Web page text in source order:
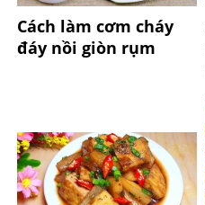
Cách làm cơm cháy
đáy nồi giòn rụm